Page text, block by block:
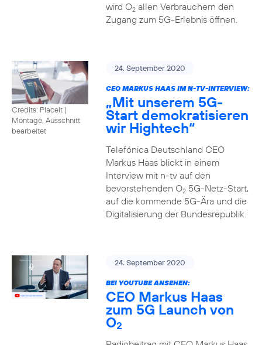
wird O2allen Verbrauchern den
Zugang zum 5G-Erlebnis öffnen.
Credits: Placeit |
Montage, Ausschnitt
bearbeitet
24. September 2020
CEO MARKUS HAAS IM N-TV-INTERVIEW:
„Mit unserem 5G-
Start demokratisieren
wir Hightech“
Telefónica Deutschland CEO
Markus Haas blickt in einem
Interview mit n-tv auf den
bevorstehenden O25G-Netz-Start,
auf die kommende 5G-Ära und die
Digitalisierung der Bundesrepublik.
24. September 2020
BEI YOUTUBE ANSEHEN:
CEO Markus Haas
zum 5G Launch von
O2